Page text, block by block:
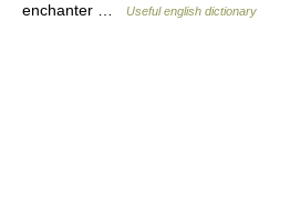
enchanter …
Useful english dictionary